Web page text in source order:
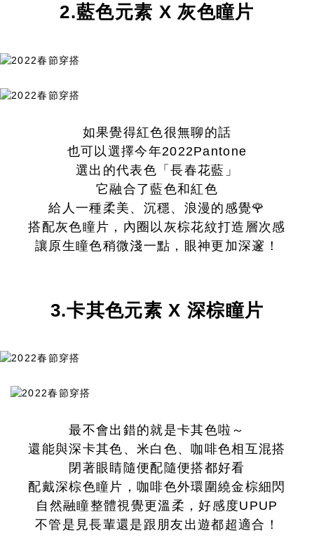
2.藍色元素 X 灰色瞳片
如果覺得紅色很無聊的話
也可以選擇今年2022Pantone
選出的代表色「長春花藍」
它融合了藍色和紅色
給人一種柔美、沉穩、浪漫的感覺🌹
搭配灰色瞳片，內圈以灰棕花紋打造層次感
讓原生瞳色稍微淺一點，眼神更加深邃！
3.卡其色元素 X 深棕瞳片
最不會出錯的就是卡其色啦～
還能與深卡其色、米白色、咖啡色相互混搭
閉著眼睛隨便配隨便搭都好看
配戴深棕色瞳片，咖啡色外環圍繞金棕細閃
自然融瞳整體視覺更溫柔，好感度UPUP
不管是見長輩還是跟朋友出遊都超適合！